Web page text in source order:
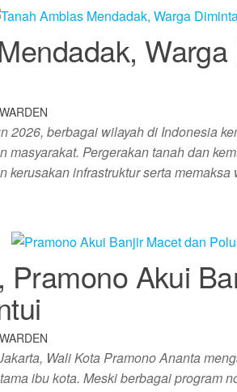
2026, berbagai wilayah di Indonesia
masyarakat. Pergerakan tanah dan
kerusakan infrastruktur serta
Pramono Akui
Wali Kota Pramono Ananta
ibu kota. Meski berbagai program